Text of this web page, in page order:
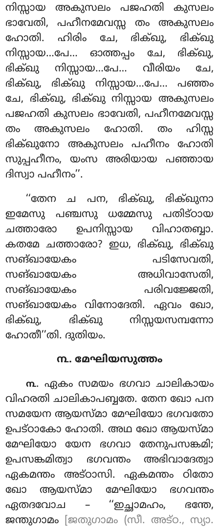
നിസ്സായ അകുസലം പജഹതി കുസലം
ഭാവേതി, പഹീനമേവസ്സ തം അകുസലം
ഹോതി. ഹിരിം ചേ, ഭിക്ഖു, ഭിക്ഖു
നിസ്സായ…പേ… ഓത്തപ്പം ചേ, ഭിക്ഖു,
ഭിക്ഖു നിസ്സായ…പേ… വീരിയം ചേ,
ഭിക്ഖു, ഭിക്ഖു നിസ്സായ…പേ… പഞ്ഞം
ചേ, ഭിക്ഖു, ഭിക്ഖു നിസ്സായ അകുസലം
പജഹതി കുസലം ഭാവേതി, പഹീനമേവസ്സ
തം അകുസലം ഹോതി. തം ഹിസ്സ
ഭിക്ഖുനോ അകുസലം പഹീനം ഹോതി
സുപ്പഹീനം, യംസ അരിയായ പഞ്ഞായ
ദിസ്വാ പഹീനം’’.
‘‘തേനച പന, ഭിക്ഖു, ഭിക്ഖുനാ
ഇമേസു പഞ്ചസു ധമ്മേസു പതിട്ഠായ
ചത്താരോ ഉപനിസ്സായ വിഹാതബ്ബാ.
കതമേ ചത്താരോ? ഇധ, ഭിക്ഖു, ഭിക്ഖു
സങ്ഖായേകം പടിസേവതി,
സങ്ഖായേകം അധിവാസേതി,
സങ്ഖായേകം പരിവജ്ജേതി,
സങ്ഖായേകം വിനോദേതി. ഏവം ഖോ,
ഭിക്ഖു, ഭിക്ഖു നിസ്സയസമ്പന്നോ
ഹോതീ’’തി. ദുതിയം.
൩. മേഘിയസുത്തം
൩. ഏകം സമയം ഭഗവാ ചാലികായം
വിഹരതി ചാലികാപബ്ബതേ. തേന ഖോ പന
സമയേന ആയസ്മാ മേഘിയോ ഭഗവതോ
ഉപട്ഠാകോ ഹോതി. അഥ ഖോ ആയസ്മാ
മേഘിയോ യേന ഭഗവാ തേനുപസങ്കമി;
ഉപസങ്കമിത്വാ ഭഗവന്തം അഭിവാദേത്വാ
ഏകമന്തം അട്ഠാസി. ഏകമന്തം ഠിതോ
ഖോ ആയസ്മാ മേഘിയോ ഭഗവന്തം
ഏതദവോച – ‘‘ഇച്ഛാമഹം, ഭന്തേ,
ജന്തുഗാമം
[ജതുഗാമം (സീ. അട്ഠ., സ്യാ.